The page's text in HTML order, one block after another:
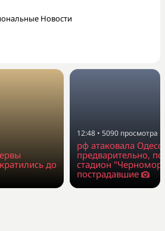
Новости
до
12:48 • 5090 просмотра
рф атаковала
предварительно,
стадион
пострадавшие